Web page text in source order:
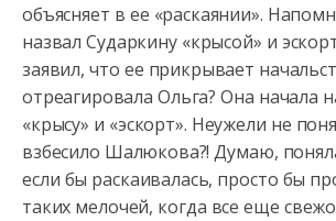
объясняет в ее «раскаянии».
назвал Сударкину «крысой» и
заявил, что ее прикрывает
отреагировала Ольга? Она начала
«крысу» и «эскорт». Неужели не
взбесило Шалюкова?! Думаю,
если бы раскаивалась, просто бы
таких мелочей, когда все еще